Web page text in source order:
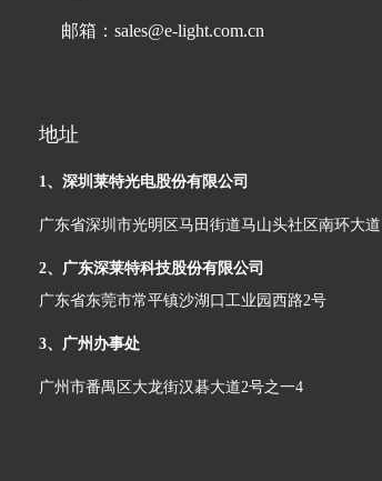
邮箱：sales@e-light.com.cn
地址
1、深圳莱特光电股份有限公司
广东省深圳市光明区马田街道马山头社区南环大
2、广东深莱特科技股份有限公司
广东省东莞市常平镇沙湖口工业园西路2号
3、广州办事处
广州市番禺区大龙街汉碁大道2号之一4